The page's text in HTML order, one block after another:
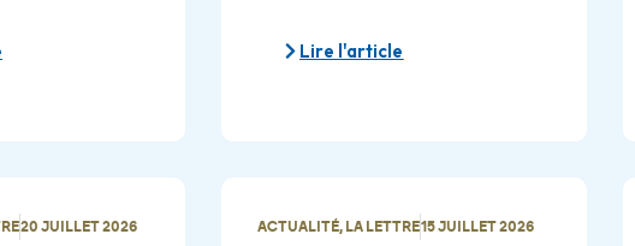
Lire l'article
20 JUILLET 2026 ACTUALITÉ, LA LETTRE15 JUILLET 2026